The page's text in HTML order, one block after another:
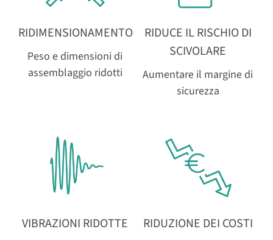
RIDIMENSIONAMENTO
Peso e dimensioni di
assemblaggio ridotti
RIDUCE IL RISCHIO DI
SCIVOLARE
Aumentare il margine di
sicurezza
VIBRAZIONI RIDOTTE RIDUZIONE DEI COSTI